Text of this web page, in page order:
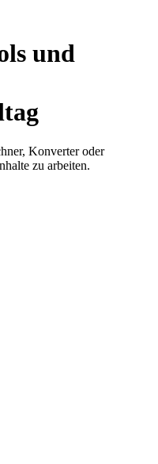
und
Konverter oder
zu arbeiten.